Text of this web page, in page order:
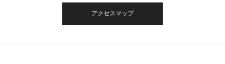
アクセスマップ